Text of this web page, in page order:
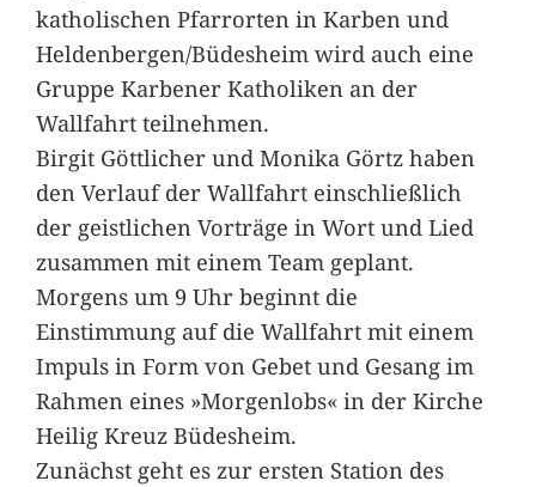
katholischen Pfarrorten in Karben und
Heldenbergen/Büdesheim wird auch eine
Gruppe Karbener Katholiken an der
Wallfahrt teilnehmen.
Birgit Göttlicher und Monika Görtz haben
den Verlauf der Wallfahrt einschließlich
der geistlichen Vorträge in Wort und Lied
zusammen mit einem Team geplant.
Morgens um 9 Uhr beginnt die
Einstimmung auf die Wallfahrt mit einem
Impuls in Form von Gebet und Gesang im
Rahmen eines »Morgenlobs« in der Kirche
Heilig Kreuz Büdesheim.
Zunächst geht es zur ersten Station des